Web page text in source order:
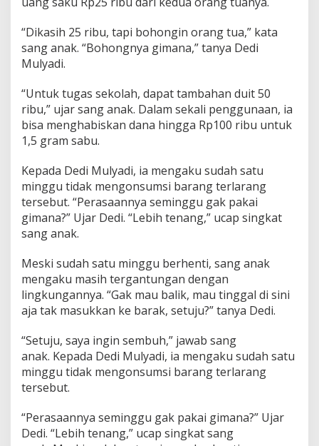
“Dikasih 25 ribu, tapi bohongin orang tua,” kata
sang anak. “Bohongnya gimana,” tanya Dedi
Mulyadi.
“Untuk tugas sekolah, dapat tambahan duit 50
ribu,” ujar sang anak. Dalam sekali penggunaan, ia
bisa menghabiskan dana hingga Rp100 ribu untuk
1,5 gram sabu.
Kepada Dedi Mulyadi, ia mengaku sudah satu
minggu tidak mengonsumsi barang terlarang
tersebut. “Perasaannya seminggu gak pakai
gimana?” Ujar Dedi. “Lebih tenang,” ucap singkat
sang anak.
Meski sudah satu minggu berhenti, sang anak
mengaku masih tergantungan dengan
lingkungannya. “Gak mau balik, mau tinggal di sini
aja tak masukkan ke barak, setuju?” tanya Dedi.
“Setuju, saya ingin sembuh,” jawab sang
anak. Kepada Dedi Mulyadi, ia mengaku sudah satu
minggu tidak mengonsumsi barang terlarang
tersebut.
“Perasaannya seminggu gak pakai gimana?” Ujar
Dedi. “Lebih tenang,” ucap singkat sang